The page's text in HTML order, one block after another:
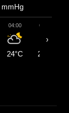
mmHg
04:00
24°C
05:00
23°C
›